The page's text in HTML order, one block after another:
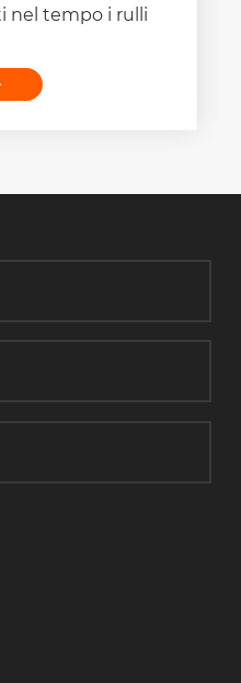
nel tempo i rulli